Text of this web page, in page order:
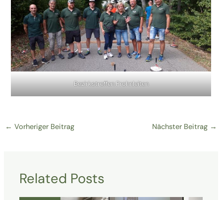
Bezirkstreffen Frohnleiten
← Vorheriger Beitrag Nächster Beitrag →
Related Posts